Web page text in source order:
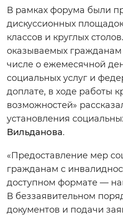
Воспроизвести
Вернуть
В рамках форума были
дискуссионных
классов и круглых
оказываемых
числе о ежемесячной
социальных услуг и
доплате, в ходе работы
возможностей»
установления
Вильданова.
«Предоставление мер
гражданам с
доступном формате —
В беззаявительном
документов и подачи